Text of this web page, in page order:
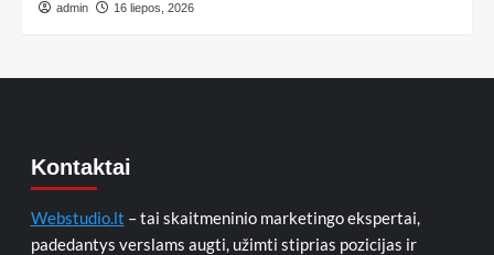
admin 16 liepos, 2026
Kontaktai
Webstudio.lt – tai skaitmeninio marketingo ekspertai,
padedantys verslams augti, užimti stiprias pozicijas ir